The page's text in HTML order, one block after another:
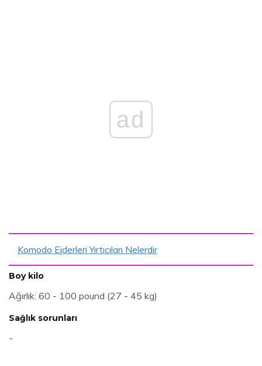
ad
Komodo Ejderleri Yırtıcıları Nelerdir
Boy kilo
Ağırlık: 60 - 100 pound (27 - 45 kg)
Sağlık sorunları
-